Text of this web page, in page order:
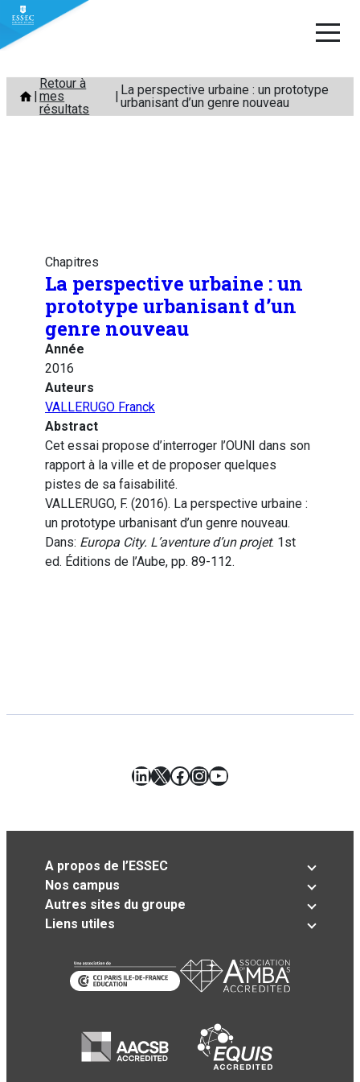
Aller
contenu
Retour à
mes
résultats
La perspective urbaine : un prototype
urbanisant d’un genre nouveau
Chapitres
La perspective urbaine : un
prototype urbanisant d’un
genre nouveau
Année
2016
Auteurs
VALLERUGO Franck
Abstract
Cet essai propose d’interroger l’OUNI dans son
rapport à la ville et de proposer quelques
pistes de sa faisabilité.
VALLERUGO, F. (2016). La perspective urbaine :
un prototype urbanisant d’un genre nouveau.
Dans: Europa City. L’aventure d’un projet. 1st
ed. Éditions de l’Aube, pp. 89-112.
LinkedIn
X Facebook
Instagram
YouTube
A propos de l’ESSEC
Nos campus
Autres sites du groupe
Liens utiles